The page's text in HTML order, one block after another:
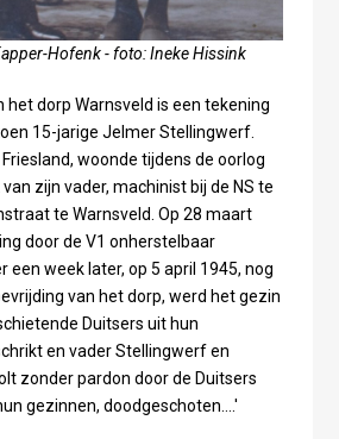
Hofenk - foto: Ineke Hissink
het dorp Warnsveld is een tekening
15-jarige Jelmer Stellingwerf.
woonde tijdens de oorlog
zijn vader, machinist bij de NS te
te Warnsveld. Op 28 maart
door de V1 onherstelbaar
een week later, op 5 april 1945, nog
van het dorp, werd het gezin
Duitsers uit hun
en vader Stellingwerf en
zonder pardon door de Duitsers
gezinnen, doodgeschoten….'